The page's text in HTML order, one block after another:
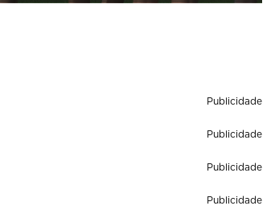
Publicidade
Publicidade
Publicidade
Publicidade